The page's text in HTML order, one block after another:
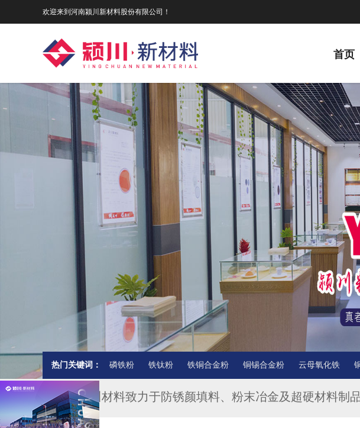
欢迎来到河南颍川新材料股份有限公司！
首页
热门关键词： 磷铁粉 铁钛粉 铁铜合金粉 铜锡合金粉 云母氧化铁
★★★颍川材料致力于防锈颜填料、粉末冶金及超硬材料制